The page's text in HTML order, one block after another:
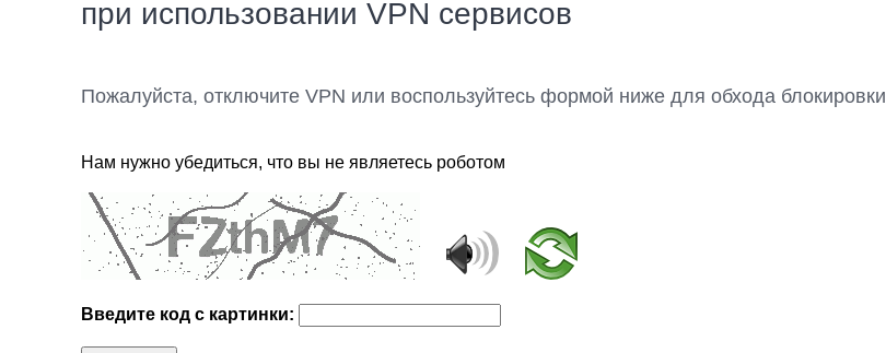
при использовании VPN сервисов
Пожалуйста, отключите VPN или воспользуйтесь формой ниже для обхода блокировки
Нам нужно убедиться, что вы не являетесь роботом
Введите код с картинки: